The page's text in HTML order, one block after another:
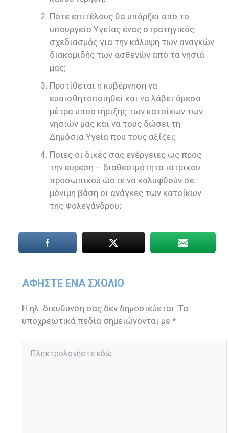
Πότε επιτέλους θα υπάρξει από το
υπουργείο Υγείας ένας στρατηγικός
σχεδιασμός για την κάλυψη των αναγκών
διακομιδής των ασθενών από τα νησιά
μας;
Προτίθεται η κυβέρνηση να
ευαισθητοποιηθεί και να λάβει άμεσα
μέτρα υποστήριξης των κατοίκων των
νησιών μας και να τους δώσει τη
Δημόσια Υγεία που τους αξίζει;
Ποιες οι δικές σας ενέργειες ως προς
την εύρεση – διαθεσιμότητα ιατρικού
προσωπικού ώστε να καλυφθούν σε
μόνιμη βάση οι ανάγκες των κατοίκων
της Φολεγάνδρου;
ΑΦΉΣΤΕ ΈΝΑ ΣΧΌΛΙΟ
Η ηλ. διεύθυνση σας δεν δημοσιεύεται. Τα
υποχρεωτικά πεδία σημειώνονται με*
εδώ..